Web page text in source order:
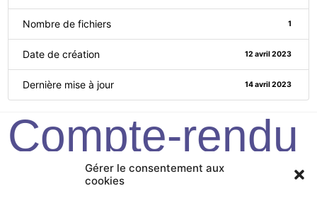
Gérer le consentement aux
cookies
Nombre de fichiers 1
Date de création 12 avril 2023
Dernière mise à jour 14 avril 2023
Compte-rendu
2020/11/20